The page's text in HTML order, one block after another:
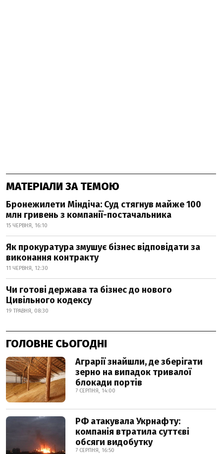
МАТЕРІАЛИ ЗА ТЕМОЮ
Бронежилети Міндіча: Суд стягнув майже 100
млн гривень з компанії-постачальника
15 ЧЕРВНЯ, 16:10
Як прокуратура змушує бізнес відповідати за
виконання контракту
11 ЧЕРВНЯ, 12:30
Чи готові держава та бізнес до нового
Цивільного кодексу
19 ТРАВНЯ, 08:30
ГОЛОВНЕ СЬОГОДНІ
Аграрії знайшли, де зберігати
зерно на випадок тривалої
блокади портів
7 СЕРПНЯ, 14:00
РФ атакувала Укрнафту:
компанія втратила суттєві
обсяги видобутку
7 СЕРПНЯ, 16:50